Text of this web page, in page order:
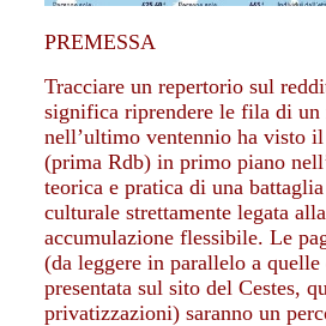
PREMESSA
Tracciare un repertorio sul
significa riprendere le fila di un
nell’ultimo ventennio ha visto
(prima Rdb) in primo piano
teorica e pratica di una
culturale strettamente legata
accumulazione flessibile. Le
(da leggere in parallelo a quelle
presentata sul sito del Cestes,
privatizzazioni) saranno un